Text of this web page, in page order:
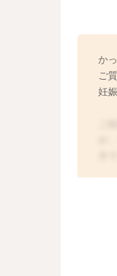
か
ご
妊
が
方
特
果
事
時
っ